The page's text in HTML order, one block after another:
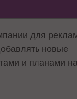
для
новые
и планами на